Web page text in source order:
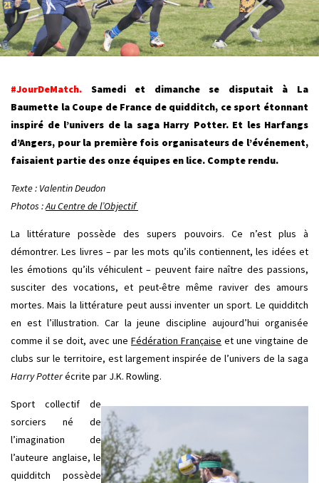
#JourDeMatch. Samedi et dimanche se disputait à La
Baumette la Coupe de France de quidditch, ce sport étonnant
inspiré de l’univers de la saga Harry Potter. Et les Harfangs
d’Angers, pour la première fois organisateurs de l’événement,
faisaient partie des onze équipes en lice. Compte rendu.
Texte : Valentin Deudon
Photos :Au Centre de l’Objectif
La littérature possède des supers pouvoirs. Ce n’est plus à
démontrer. Les livres – par les mots qu’ils contiennent, les idées et
les émotions qu’ils véhiculent – peuvent faire naître des passions,
susciter des vocations, et peut-être même raviver des amours
mortes. Mais la littérature peut aussi inventer un sport. Le quidditch
en est l’illustration. Car la jeune discipline aujourd’hui organisée
comme il se doit, avec une Fédération Française et une vingtaine de
clubs sur le territoire, est largement inspirée de l’univers de la saga
Harry Potterécrite par J.K. Rowling.
Sport collectif de
sorciers né de
l’imagination de
l’auteure anglaise, le
quidditch possède